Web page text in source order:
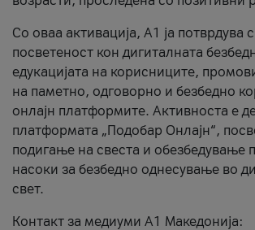
Со оваа активација, А1 ја потврдува
посветеност кон дигиталната
едукацијата на корисниците,
на паметно, одговорно и безбедно
онлајн платформите. Активноста е
платформата „Подобар Онлајн“,
подигање на свеста и обезбедување
насоки за безбедно однесување во
свет.
Контакт за медиуми А1 Македонија: